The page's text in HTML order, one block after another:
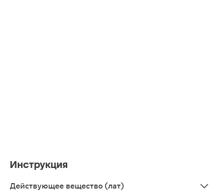
Инструкция
Действующее вещество (лат)